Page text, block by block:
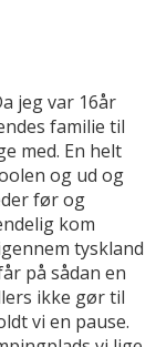
jeg var 16år
familie til
med. En helt
og ud og
før og
kom
tyskland
på sådan en
ikke gør til
vi en pause.